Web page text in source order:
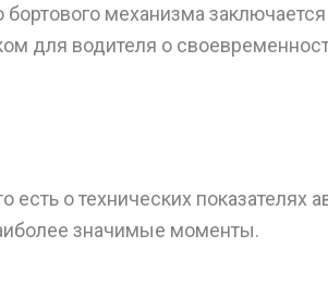
механизма
для водителя о
о технических показателях
значимые моменты.